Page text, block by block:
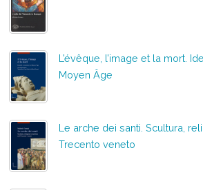
L’évêque, l’image et la mort.
Moyen Âge
Le arche dei santi. Scultura,
Trecento veneto